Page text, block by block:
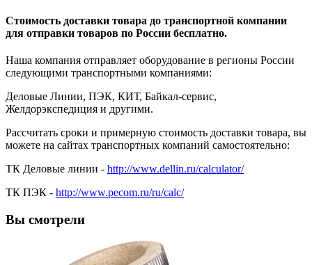
Стоимость доставки товара до транспортной компании
для отправки товаров по России бесплатно.
Наша компания отправляет оборудование в регионы России
следующими транспортными компаниями:
Деловые Линии, ПЭК, КИТ, Байкал-сервис,
Желдорэкспедиция и другими.
Рассчитать сроки и примерную стоимость доставки товара, вы
можете на сайтах транспортных компаний самостоятельно:
ТК Деловые линии - http://www.dellin.ru/calculator/
ТК ПЭК - http://www.pecom.ru/ru/calc/
Вы смотрели